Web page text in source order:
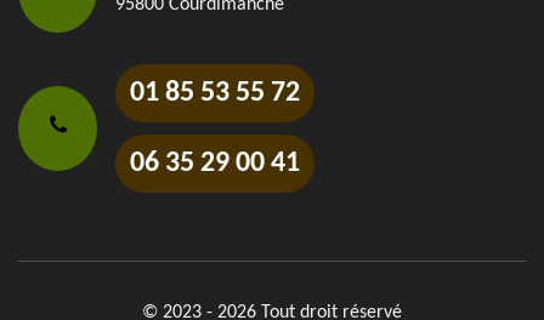
95800 Courdimanche
01 85 53 55 72
06 35 29 00 41
© 2023 - 2026 Tout droit réservé